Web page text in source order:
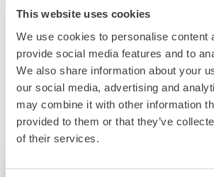
This website uses cookies
We use cookies to personalise content
provide social media features and to
We also share information about your
our social media, advertising and
may combine it with other information
provided to them or that they’ve
of their services.
€ 62.50 p.p.
Garderen
Vragen?
Neem gerust contact met ons op!
Bel ons Mail ons